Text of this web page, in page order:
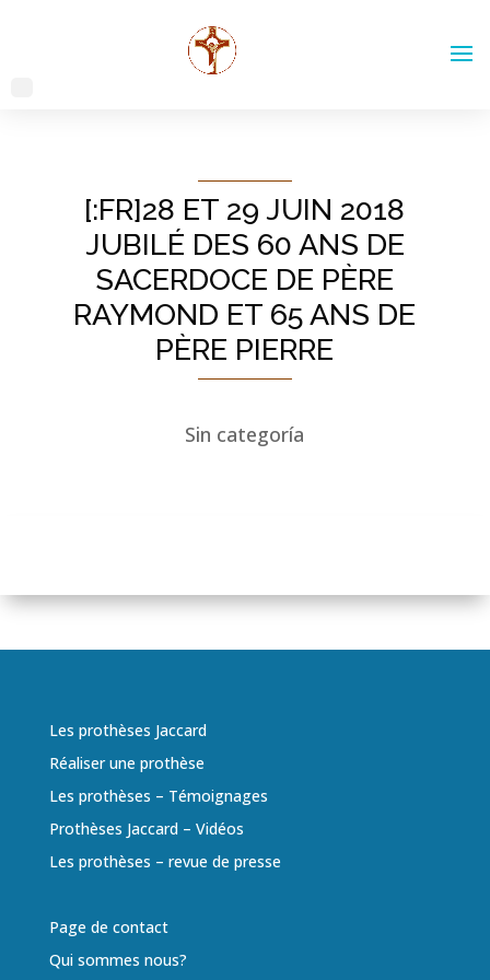
[:FR]28 ET 29 JUIN 2018
JUBILÉ DES 60 ANS DE
SACERDOCE DE PÈRE
RAYMOND ET 65 ANS DE
PÈRE PIERRE
Sin categoría
Les prothèses Jaccard
Réaliser une prothèse
Les prothèses – Témoignages
Prothèses Jaccard – Vidéos
Les prothèses – revue de presse
Page de contact
Qui sommes nous?